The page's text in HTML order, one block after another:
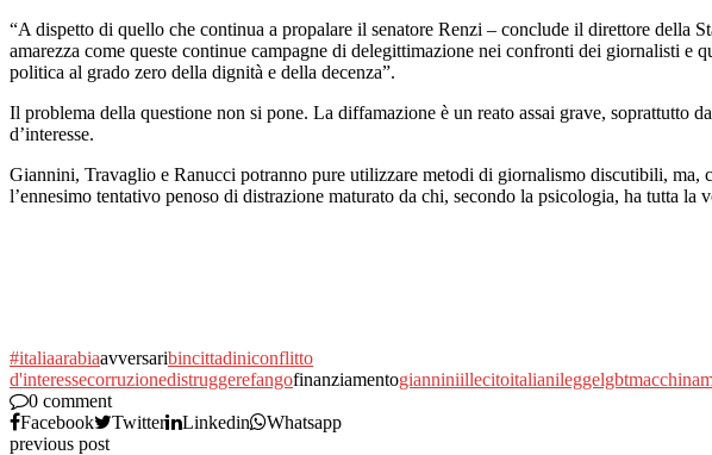
“A dispetto di quello che continua a propalare il senatore Renzi – conclude il direttore della
amarezza come queste continue campagne di delegittimazione nei confronti dei giornalisti
politica al grado zero della dignità e della decenza”.
Il problema della questione non si pone. La diffamazione è un reato assai grave, soprattutto
d’interesse.
Giannini, Travaglio e Ranucci potranno pure utilizzare metodi di giornalismo discutibili, ma,
l’ennesimo tentativo penoso di distrazione maturato da chi, secondo la psicologia, ha tutta
#italiaarabiaavversaribincittadiniconflitto
d'interessecorruzionedistruggerefangofinanziamentogianniniillecitoitalianileggelgbtmacchina
0 comment
Facebook
Twitter Linkedin
Whatsapp
previous post